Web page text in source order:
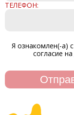
ТЕЛЕФОН:
Я ознакомлен(-а) с
согласие на